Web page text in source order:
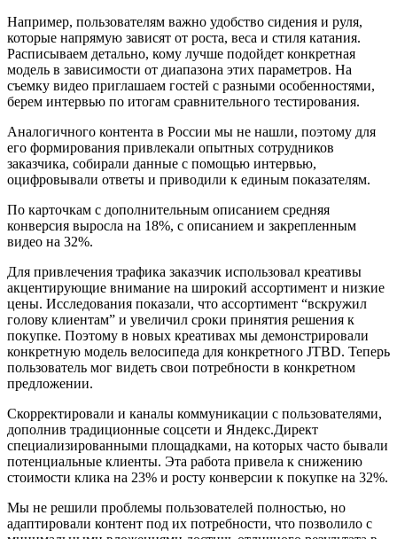
Например, пользователям важно удобство сидения и руля,
которые напрямую зависят от роста, веса и стиля катания.
Расписываем детально, кому лучше подойдет конкретная
модель в зависимости от диапазона этих параметров. На
съемку видео приглашаем гостей с разными особенностями,
берем интервью по итогам сравнительного тестирования.
Аналогичного контента в России мы не нашли, поэтому для
его формирования привлекали опытных сотрудников
заказчика, собирали данные с помощью интервью,
оцифровывали ответы и приводили к единым показателям.
По карточкам с дополнительным описанием средняя
конверсия выросла на 18%, с описанием и закрепленным
видео на 32%.
Для привлечения трафика заказчик использовал креативы
акцентирующие внимание на широкий ассортимент и низкие
цены. Исследования показали, что ассортимент “вскружил
голову клиентам” и увеличил сроки принятия решения к
покупке. Поэтому в новых креативах мы демонстрировали
конкретную модель велосипеда для конкретного JTBD. Теперь
пользователь мог видеть свои потребности в конкретном
предложении.
Скорректировали и каналы коммуникации с пользователями,
дополнив традиционные соцсети и Яндекс.Директ
специализированными площадками, на которых часто бывали
потенциальные клиенты. Эта работа привела к снижению
стоимости клика на 23% и росту конверсии к покупке на 32%.
Мы не решили проблемы пользователей полностью, но
адаптировали контент под их потребности, что позволило с